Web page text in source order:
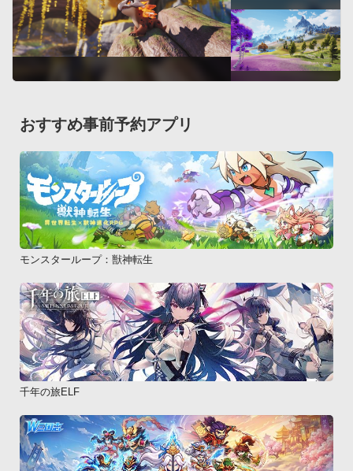
AQUOS PHONE SH-01D、AQUOS Phone 3D SH-12C、
AQUOS Phone f SH-12C、AQUOS PHONE f SH-13C、
AQUOS PHONE slider SH-02D、 ARROWS Kiss F-03D、
SC-02C、GALAXY S2 LTE SC-03D、Garaxy Tab SC-01C、
GALAXY Tab 10.1 LTE SC-01D、GALAXY Tab 7.0 Plus SC-
02D、LUMIX Phone P-02D、LYNX 3D SH-03C、MEDIAS N-
04C、MEDIAS PP N-01D、MEDIAS WP N-06C、OPTIMUS
BRIGHT L-07C、Optimus chat L-04C、P-07C、P-01D、
REGZA Phone T-01C、REGZA Phone T-01D、Xperia SO-
01B、Xperia acro SO-02C、Xperia arc SO-01C、Xperia PLAY
SO-01D、Xperia Ray SO-03C【au】
PHONE IS13SH、AQUOS PHONE IS14SH、AQUOS PHONE
CL IS17SH、AQUOS PHONE SERIE SHL21、ARROWS ef
FJL21、ARROWS ES IS12F、ARROWS Z ISW11F、
ARROWS Z ISW13F、DIGNO ISW11K、GALAXY S II WiMAX
ISW11SC、GALAXY S III Progre SCL21、G&#39;zOne
IS11CA、G&#39;zOne TYPE-L CAL21、HTC EVO WiMAX
butterfly HTL21、INFOBAR A01、INFOBAR C01、IS03、
IS05、IS06、MEDIAS BR IS11N、MIRACH IS11PT、
おすすめ事前予約アプリ
モンスターループ：獣神転生
千年の旅ELF